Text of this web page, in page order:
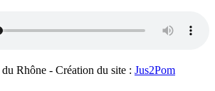
Rhône - Création du site : Jus2Pom